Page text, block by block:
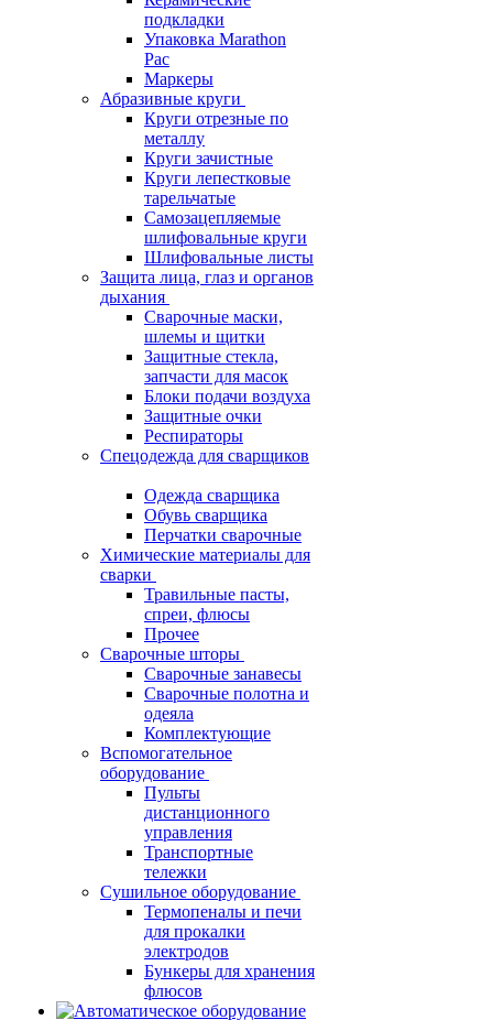
подкладки
Упаковка Marathon
Pac
Маркеры
Абразивные круги
Круги отрезные по
металлу
Круги зачистные
Круги лепестковые
тарельчатые
Самозацепляемые
шлифовальные круги
Шлифовальные листы
Защита лица, глаз и органов
дыхания
Сварочные маски,
шлемы и щитки
Защитные стекла,
запчасти для масок
Блоки подачи воздуха
Защитные очки
Респираторы
Спецодежда для сварщиков
Одежда сварщика
Обувь сварщика
Перчатки сварочные
Химические материалы для
сварки
Травильные пасты,
спреи, флюсы
Прочее
Сварочные шторы
Сварочные занавесы
Сварочные полотна и
одеяла
Комплектующие
Вспомогательное
оборудование
Пульты
дистанционного
управления
Транспортные
тележки
Сушильное оборудование
Термопеналы и печи
для прокалки
электродов
Бункеры для хранения
флюсов